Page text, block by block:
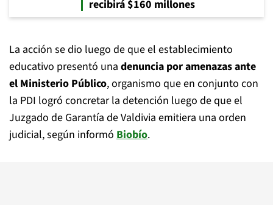
recibirá $160 millones
La acción se dio luego de que el establecimiento
educativo presentó una denuncia por amenazas ante
el Ministerio Público, organismo que en conjunto con
la PDI logró concretar la detención luego de que el
Juzgado de Garantía de Valdivia emitiera una orden
judicial, según informó Biobío.